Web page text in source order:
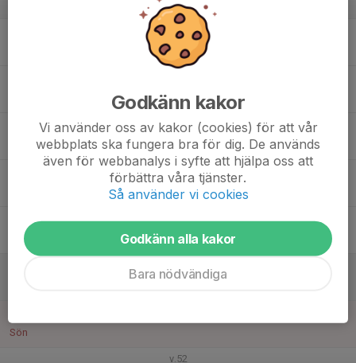
v.51
Fre
Sön
v.52
Godkänn kakor
Vi använder oss av kakor (cookies) för att vår
webbplats ska fungera bra för dig. De används
även för webbanalys i syfte att hjälpa oss att
förbättra våra tjänster.
Så använder vi cookies
Godkänn alla kakor
Bara nödvändiga